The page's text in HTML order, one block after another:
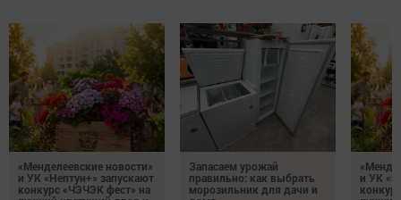
«Менделеевские новости»
и УК «Нептун+» запускают
конкурс «ЧЭЧЭК фест» на
Запасаем урожай
правильно: как выбрать
морозильник для дачи и
и УК